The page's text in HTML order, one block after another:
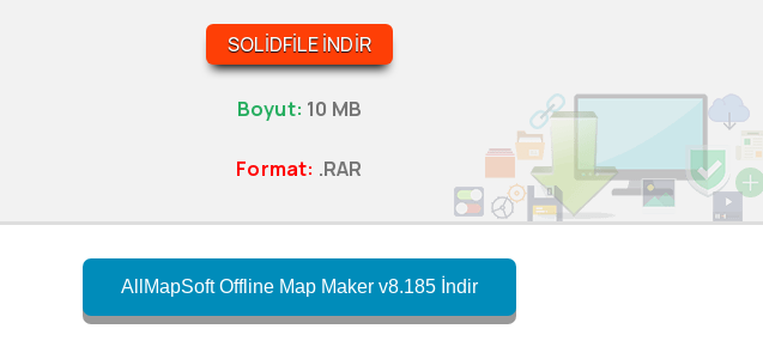
SOLIDFILE İNDIR
Boyut: 10 MB
Format: .RAR
AllMapSoft Offline Map Maker v8.185 İndir